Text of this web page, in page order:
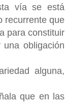
vía se está
recurrente que
para constituir
obligación
alguna,
que en las